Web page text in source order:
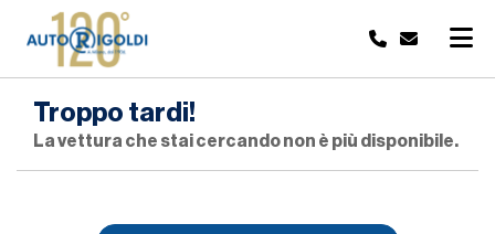
Troppo tardi!
La vettura che stai cercando non è più disponibile.